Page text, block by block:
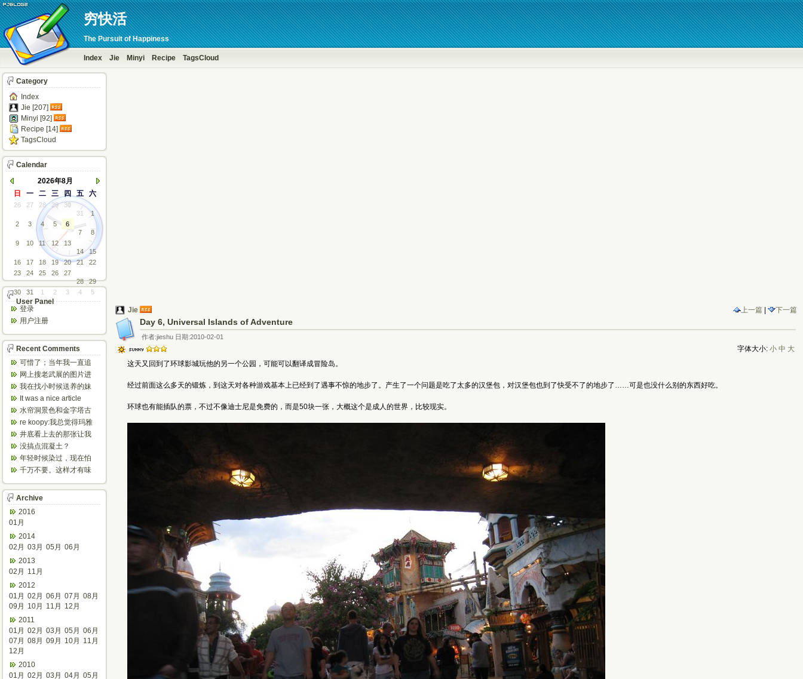
穷快活
The Pursuit of Happiness
Index Jie Minyi Recipe TagsCloud
上一篇 下一篇
Jie
Day 6, Universal Islands of Adventure
作者:jieshu 日期:2010-02-01
字体大小: 小 中 大
这天又回到了环球影城玩他的另一个公园，可能可以翻译成冒险岛。
经过前面这么多天的锻炼，到这天对各种游戏基本上已经到了遇事不惊的地步了。产生了一个问题是吃了太多的汉堡包，对汉堡包也到了快受不了的地步了……可是也没什么别的东西好吃。
环球也有能插队的票，不过不像迪士尼是免费的，而是50块一张，大概这个是成人的世界，比较现实。
Category
Index
Jie [207]
Minyi [92]
Recipe [14]
TagsCloud
Calendar
2026年8月
日
一 二 三 四 五 六
26 27 28 29
30
31
1
2
3 4 5
6
7
8
9
10 11 12
13
14
15
16
17 18 19 20 21
22
23
24 25 26
27
28
29
30
31 1 2 3 4 5
User Panel
登录
用户注册
Recent Comments
可惜了；当年我一直追
着这个，看博主夫妇一
步步在多伦...
网上搜老武展的图片进
来了，一晃是你十年前
的帖子，时...
我在找小时候送养的妹
妹，有人QQ找我说找到
了匹配的...
It was a nice article
and...
水帘洞景色和金字塔古
迹都不错。
re koopy:我总觉得玛雅
人见过外星人。不然哪...
井底看上去的那张让我
想起了蝙蝠侠。。下棋
那张会不会...
没搞点混凝土？
年轻时候染过，现在怕
伤头发不敢染了。不过
千万不要。这样才有味
气场。
Archive
2016
01月
2014
02月 03月 05月 06月
2013
02月
11月
2012
01月 02月 06月 07月 08月
09月
10月 11月
12月
2011
01月 02月 03月 05月 06月
07月 08月 09月 10月
11月
12月
2010
01月 02月 03月 04月 05月